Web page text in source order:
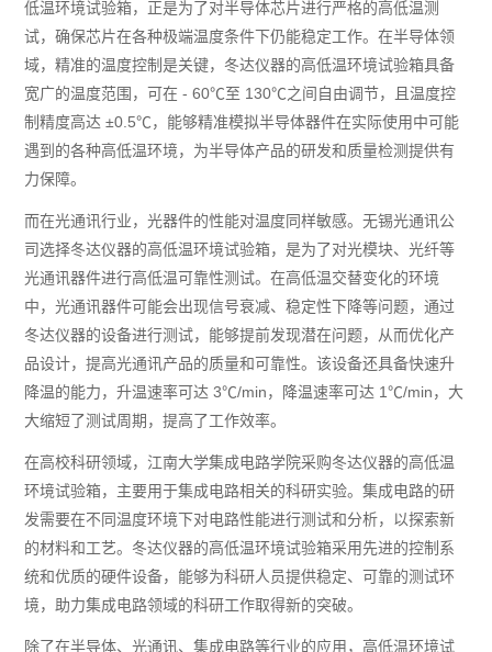
低温环境试验箱，正是为了对半导体芯片进行严格的高低温测
试，确保芯片在各种极端温度条件下仍能稳定工作。在半导体领
域，精准的温度控制是关键，冬达仪器的高低温环境试验箱具备
宽广的温度范围，可在 - 60℃至 130℃之间自由调节，且温度控
制精度高达 ±0.5℃，能够精准模拟半导体器件在实际使用中可能
遇到的各种高低温环境，为半导体产品的研发和质量检测提供有
力保障。
而在光通讯行业，光器件的性能对温度同样敏感。无锡光通讯公
司选择冬达仪器的高低温环境试验箱，是为了对光模块、光纤等
光通讯器件进行高低温可靠性测试。在高低温交替变化的环境
中，光通讯器件可能会出现信号衰减、稳定性下降等问题，通过
冬达仪器的设备进行测试，能够提前发现潜在问题，从而优化产
品设计，提高光通讯产品的质量和可靠性。该设备还具备快速升
降温的能力，升温速率可达 3℃/min，降温速率可达 1℃/min，大
大缩短了测试周期，提高了工作效率。
在高校科研领域，江南大学集成电路学院采购冬达仪器的高低温
环境试验箱，主要用于集成电路相关的科研实验。集成电路的研
发需要在不同温度环境下对电路性能进行测试和分析，以探索新
的材料和工艺。冬达仪器的高低温环境试验箱采用先进的控制系
统和优质的硬件设备，能够为科研人员提供稳定、可靠的测试环
境，助力集成电路领域的科研工作取得新的突破。
除了在半导体、光通讯、集成电路等行业的应用，高低温环境试